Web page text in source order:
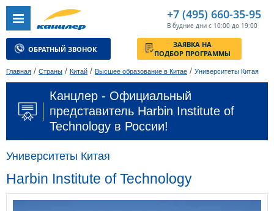
+7 (495) 660-35-95
В будние дни с 10:00 до 19:00
ОБРАТНЫЙ ЗВОНОК
ЗАЯВКА НА
ПОДБОР ПРОГРАММЫ
Главная / Страны / Китай / Высшее образование в Китае / Университеты Китая
Канцлер - Официальный
представитель Harbin Institute of
Technology в России!
Университеты Китая
Harbin Institute of Technology